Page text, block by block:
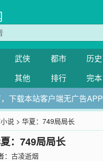
武侠 都市 历史
其他 排行 完本
下载本站客户端无广告APP
说 > 华夏：749局局长
：749局局长
古凌逝烟